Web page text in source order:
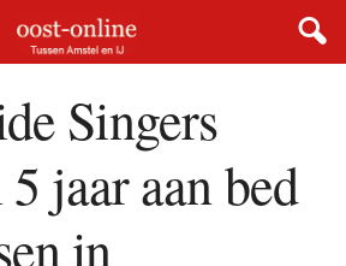
Singers zingen al 5 jaar aan bed van mensen in...
Singers
jaar aan bed
in
×
NieuwsMail